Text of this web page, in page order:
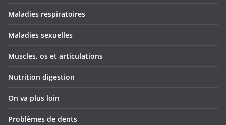
Maladies respiratoires
Maladies sexuelles
Muscles, os et articulations
Nutrition digestion
On va plus loin
Problèmes de dents